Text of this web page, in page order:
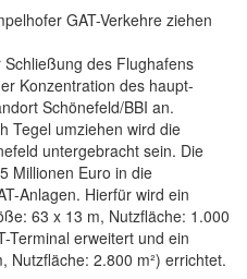
GAT-Verkehre ziehen
des Flughafens
Konzentration des haupt-
Schönefeld/BBI an.
Tegel umziehen wird die
untergebracht sein. Die
Millionen Euro in die
Anlagen. Hierfür wird ein
63 x 13 m, Nutzfläche: 1.000
Terminal erweitert und ein
Nutzfläche: 2.800 m²) errichtet.